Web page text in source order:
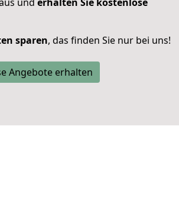
sparen, das finden Sie nur bei uns!
Angebote erhalten